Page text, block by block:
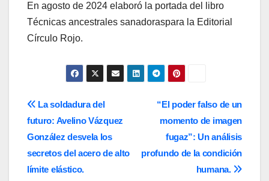
En agosto de 2024 elaboró la portada del libro
Técnicas ancestrales sanadoraspara la Editorial
Círculo Rojo.
Navegación
de
entradas
“El poder falso de un
momento de imagen
fugaz”: Un análisis
profundo de la condición
humana.
La soldadura del
futuro: Avelino Vázquez
González desvela los
secretos del acero de alto
límite elástico.